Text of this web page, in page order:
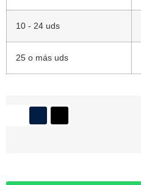
10 - 24 uds
25 o más uds